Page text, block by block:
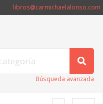
libros@carmichaelalonso.com
Búsqueda avanzada